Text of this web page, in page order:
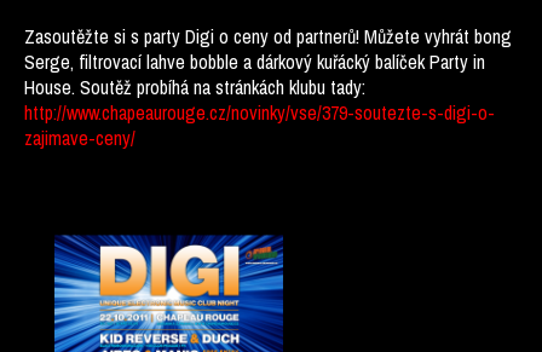
Zasoutěžte si s party Digi o ceny od partnerů! Můžete vyhrát bong
Serge, filtrovací lahve bobble a dárkový kuřácký balíček Party in
House. Soutěž probíhá na stránkách klubu tady:
http://www.chapeaurouge.cz/novinky/vse/379-soutezte-s-digi-o-
zajimave-ceny/